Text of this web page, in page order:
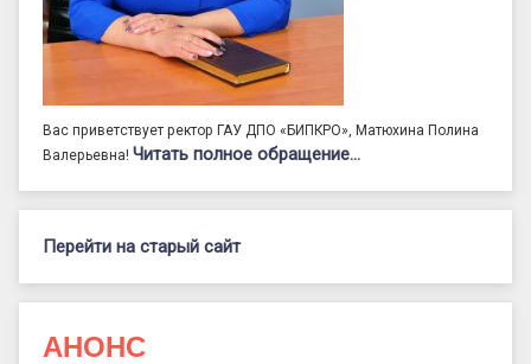
Вас приветствует ректор ГАУ ДПО «БИПКРО», Матюхина Полина
Валерьевна! Читать полное обращение…
Перейти на старый сайт
АНОНС